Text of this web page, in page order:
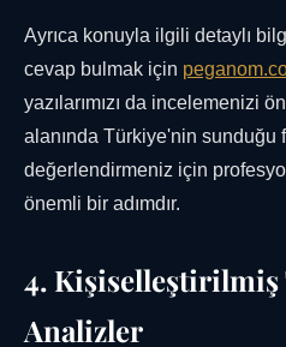
Ayrıca konuyla ilgili detaylı
cevap bulmak için
yazılarımızı da incelemenizi
alanında Türkiye'nin sunduğu
değerlendirmeniz için
önemli bir adımdır.
4. Kişiselleştirilmiş
Analizler